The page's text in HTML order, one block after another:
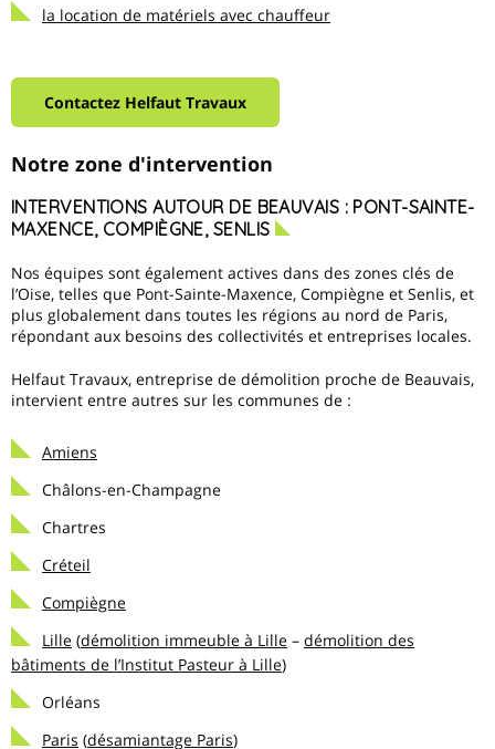
la location de matériels avec chauffeur
Contactez Helfaut Travaux
Notre zone d'intervention
INTERVENTIONS AUTOUR DE BEAUVAIS : PONT-SAINTE-
MAXENCE, COMPIÈGNE, SENLIS
Nos équipes sont également actives dans des zones clés de
l’Oise, telles que Pont-Sainte-Maxence, Compiègne et Senlis, et
plus globalement dans toutes les régions au nord de Paris,
répondant aux besoins des collectivités et entreprises locales.
Helfaut Travaux, entreprise de démolition proche de Beauvais,
intervient entre autres sur les communes de :
Amiens
Châlons-en-Champagne
Chartres
Créteil
Compiègne
Lille (démolition immeuble à Lille – démolition des
bâtiments de l’Institut Pasteur à Lille)
Orléans
Paris (désamiantage Paris)